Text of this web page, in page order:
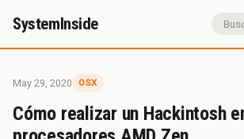
SystemInside
May 29, 2020 OSX
Cómo realizar un Hackintosh